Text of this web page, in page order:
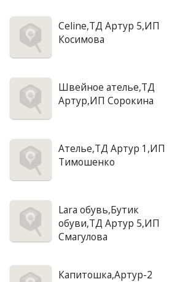
Celine,ТД Артур 5,ИП
Косимова
Швейное ателье,ТД
Артур,ИП Сорокина
Ателье,ТД Артур 1,ИП
Тимошенко
Lara обувь,Бутик
обуви,ТД Артур 5,ИП
Смагулова
Капитошка,Артур-2